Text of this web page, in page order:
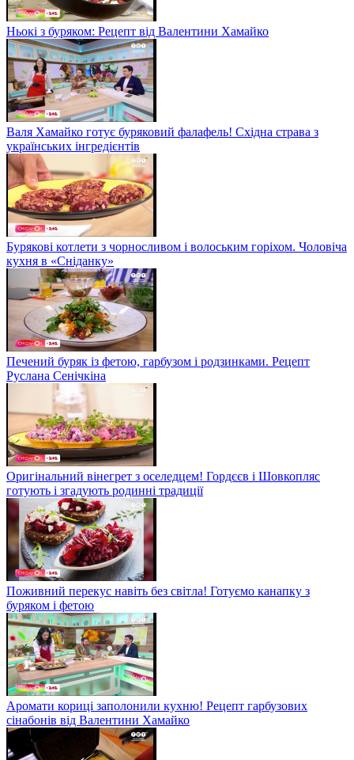
Ньокі з буряком: Рецепт від Валентини Хамайко
Валя Хамайко готує буряковий фалафель! Східна страва з
українських інгредієнтів
Бурякові котлети з чорносливом і волоським горіхом. Чоловіча
кухня в «Сніданку»
Печений буряк із фетою, гарбузом і родзинками. Рецепт
Руслана Сенічкіна
Оригінальний вінегрет з оселедцем! Гордєєв і Шовкопляс
готують і згадують родинні традиції
Поживний перекус навіть без світла! Готуємо канапку з
буряком і фетою
Аромати кориці заполонили кухню! Рецепт гарбузових
сінабонів від Валентини Хамайко